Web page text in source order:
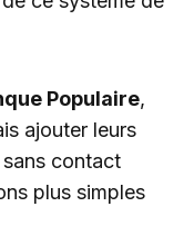
Populaire,
ajouter leurs
contact
plus simples